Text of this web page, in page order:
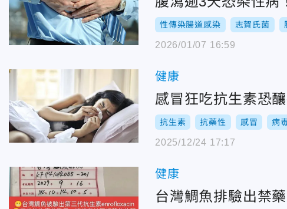
性傳染腸道感染 志賀氏菌
2026/01/07 16:59
健康
感冒狂吃抗生素恐
抗生素 抗藥性 感冒 病
2025/12/24 17:17
健康
台灣鯛魚排驗出禁